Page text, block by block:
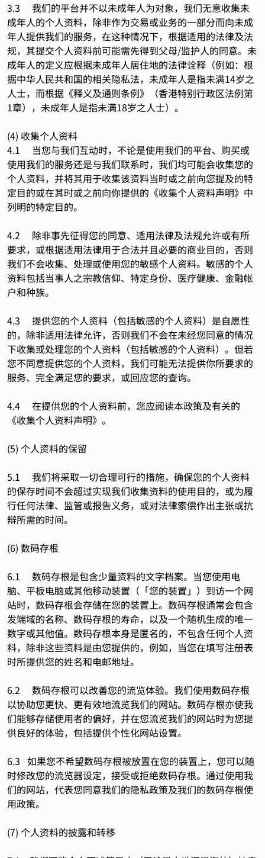
3.3 我们的平台并不以未成年人为对象，我们无意收集未
成年人的个人资料，除非作为交易或业务的一部分而向未成
年人提供我们的服务，在这种情况下，根据适用的法律及法
规，其提交个人资料前可能需先得到父母/监护人的同意。未
成年人的定义应根据未成年人居住地的法律诠释（例如：根
据中华人民共和国的相关隐私法，未成年人是指未满14岁之
人士，而根据《释义及通则条例》（香港特别行政区法例第
1章），未成年人是指未满18岁之人士）。
(4) 收集个人资料
4.1 当您与我们互动时，不论是使用我们的平台、购买或
使用我们的服务还是与我们联系时，我们均可能会收集您的
个人资料，并将其用于收集该资料当时或之前向您提及的特
定目的或在其时或之前向你提供的《收集个人资料声明》中
列明的特定目的。
4.2 除非事先征得您的同意、适用法律及法规允许或有所
要求，或根据适用法律用于合法并且必要的商业目的，否则
我们不会收集、处理或使用您的敏感个人资料。敏感的个人
资料包括当事人之宗教信仰、特定身份、医疗健康、金融帐
户和种族。
4.3 提供您的个人资料（包括敏感的个人资料）是自愿性
的，除非适用法律允许，否则我们不会在未经您同意的情况
下收集或处理您的个人资料（包括敏感的个人资料）。但若
您不同意提供您的个人资料，我们可能无法提供你所要求的
服务、完全满足您的要求，或回应您的查询。
4.4 在提供您的个人资料前，您应阅读本政策及有关的
《收集个人资料声明》。
(5) 个人资料的保留
5.1 我们将采取一切合理可行的措施，确保您的个人资料
的保存时间不会超过实现我们收集资料的使用目的，或为履
行任何法律、监管或报告义务，或对法律索偿作出主张或抗
辩所需的时间。
(6) 数码存根
6.1 数码存根是包含少量资料的文字档案。当您使用电
脑、平板电脑或其他移动装置（「您的装置」）到访一个网
站时，数码存根会存储在您的装置上。数码存根通常会包含
发端域的名称、数码存根的寿命，以及一个随机生成的唯一
数字或其他值。数码存根本身是匿名的，不包含任何个人资
料，除非这些资料是由您提供的，例如，当您在填写注册表
时所提供您的姓名和电邮地址。
6.2 数码存根可以改善您的流览体验。我们使用数码存根
以协助您更快、更有效地流览我们的网站。数码存根亦使我
们能够存储使用者的偏好，并在您流览我们的网站时为您提
供良好的体验，包括提供个性化网站设置。
6.3 如果您不希望数码存根被放置在您的装置上，您可以随
时修改您的流览器设定，接受或拒绝数码存根。通过使用我
们的网站，代表您同意我们的隐私政策及我们的数码存根使
用政策。
(7) 个人资料的披露和转移